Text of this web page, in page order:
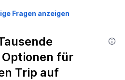
Fragen anzeigen
für
Trip auf